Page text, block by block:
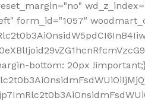
form_id="1057"
bottom: 20px